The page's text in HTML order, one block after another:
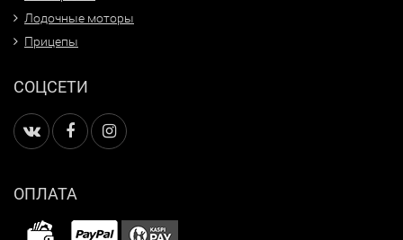
Лодочные моторы
Прицепы
СОЦСЕТИ
ОПЛАТА